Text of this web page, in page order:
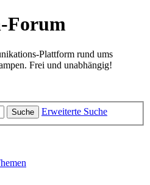
Forum
Plattform rund ums
Frei und unabhängig!
Suche Erweiterte Suche